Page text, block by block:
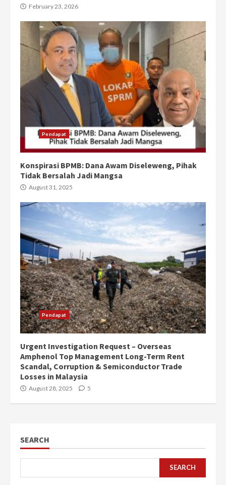
February 23, 2026
Pendapat
Konspirasi BPMB: Dana Awam Diseleweng, Pihak
Tidak Bersalah Jadi Mangsa
August 31, 2025
Pendapat
Urgent Investigation Request – Overseas
Amphenol Top Management Long-Term Rent
Scandal, Corruption & Semiconductor Trade
Losses in Malaysia
August 28, 2025 5
SEARCH
SEARCH